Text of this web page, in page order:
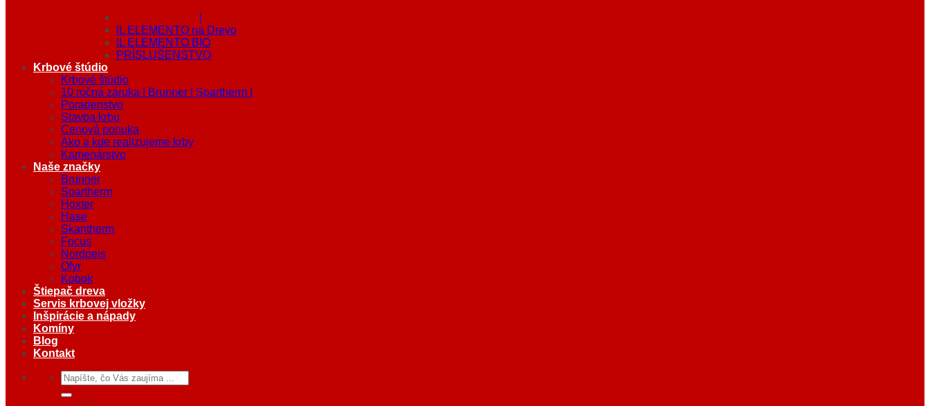
IL ELEMENTO na Drevo
IL ELEMENTO BIO
PRÍSLUŠENSTVO
Krbové štúdio
Krbové štúdio
10 ročná záruka | Brunner | Spartherm |
Poradenstvo
Stavba krbu
Cenová ponuka
Ako a kde realizujeme krby
Kamenárstvo
Naše značky
Brunner
Spartherm
Hoxter
Hase
Skantherm
Focus
Nordpeis
Ofyr
Kobok
Štiepač dreva
Servis krbovej vložky
Inšpirácie a nápady
Komíny
Blog
Kontakt
Hľadať: